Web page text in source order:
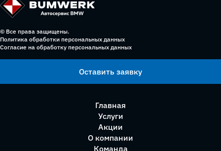
© Все права защищены.
Политика обработки персональных данных
Согласие на обработку персональных данных
Оставить заявку
Главная
Услуги
Акции
О компании
Команда